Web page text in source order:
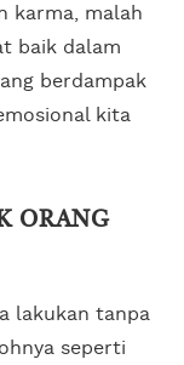
karma, malah
baik dalam
berdampak
kita
ORANG
lakukan tanpa
seperti